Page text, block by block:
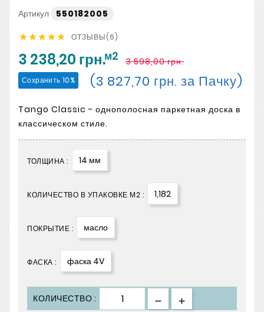
Артикул 550182005
     ОТЗЫВЫ(6)
3 238,20 грн.м2 3 598,00 грн.
Сохранить 10% (3 827,70 грн. за Пачку)
Tango Classic - однополосная паркетная доска в
классическом стиле.
ТОЛЩИНА : 14 мм
КОЛИЧЕСТВО В УПАКОВКЕ М2 : 1,182
ПОКРЫТИЕ : масло
ФАСКА : фаска 4V
КОЛИЧЕСТВО :